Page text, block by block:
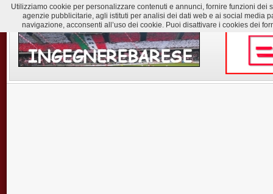
Utilizziamo cookie per personalizzare contenuti e annunci, fornire funzioni
agenzie pubblicitarie, agli istituti per analisi dei dati web e ai social media
navigazione, acconsenti all’uso dei cookie. Puoi disattivare i cookies dei